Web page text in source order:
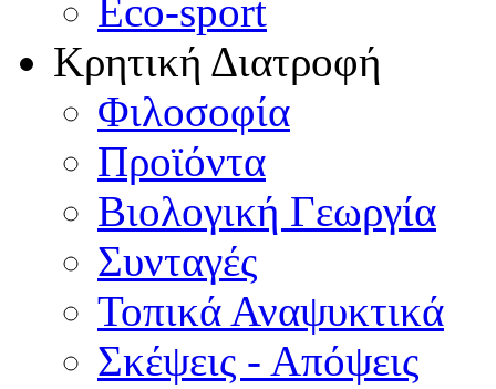
Eco-sport
Κρητική Διατροφή
Φιλοσοφία
Προϊόντα
Βιολογική Γεωργία
Συνταγές
Τοπικά Αναψυκτικά
Σκέψεις - Απόψεις